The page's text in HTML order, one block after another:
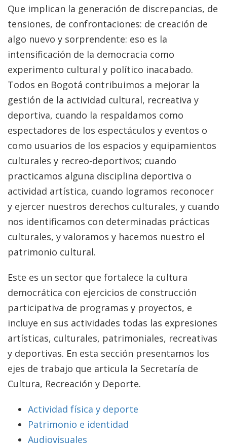
Que implican la generación de discrepancias, de
tensiones, de confrontaciones: de creación de
algo nuevo y sorprendente: eso es la
intensificación de la democracia como
experimento cultural y político inacabado.
Todos en Bogotá contribuimos a mejorar la
gestión de la actividad cultural, recreativa y
deportiva, cuando la respaldamos como
espectadores de los espectáculos y eventos o
como usuarios de los espacios y equipamientos
culturales y recreo-deportivos; cuando
practicamos alguna disciplina deportiva o
actividad artística, cuando logramos reconocer
y ejercer nuestros derechos culturales, y cuando
nos identificamos con determinadas prácticas
culturales, y valoramos y hacemos nuestro el
patrimonio cultural.
Este es un sector que fortalece la cultura
democrática con ejercicios de construcción
participativa de programas y proyectos, e
incluye en sus actividades todas las expresiones
artísticas, culturales, patrimoniales, recreativas
y deportivas. En esta sección presentamos los
ejes de trabajo que articula la Secretaría de
Cultura, Recreación y Deporte.
Actividad física y deporte
Patrimonio e identidad
Audiovisuales